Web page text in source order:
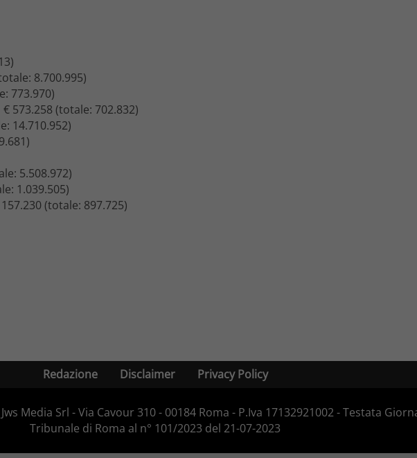
8.700.995)
773.970)
573.258 (totale: 702.832)
14.710.952)
5.508.972)
1.039.505)
(totale: 897.725)
Redazione Disclaimer Privacy Policy
Media Srl - Via Cavour 310 - 00184 Roma - P.Iva 17132921002 - Testata
Tribunale di Roma al n° 101/2023 del 21-07-2023